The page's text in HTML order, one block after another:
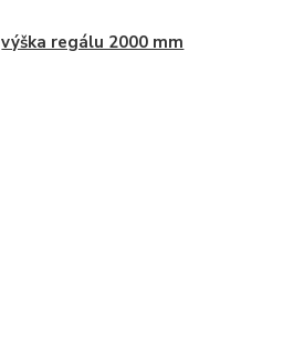
výška regálu 2000 mm